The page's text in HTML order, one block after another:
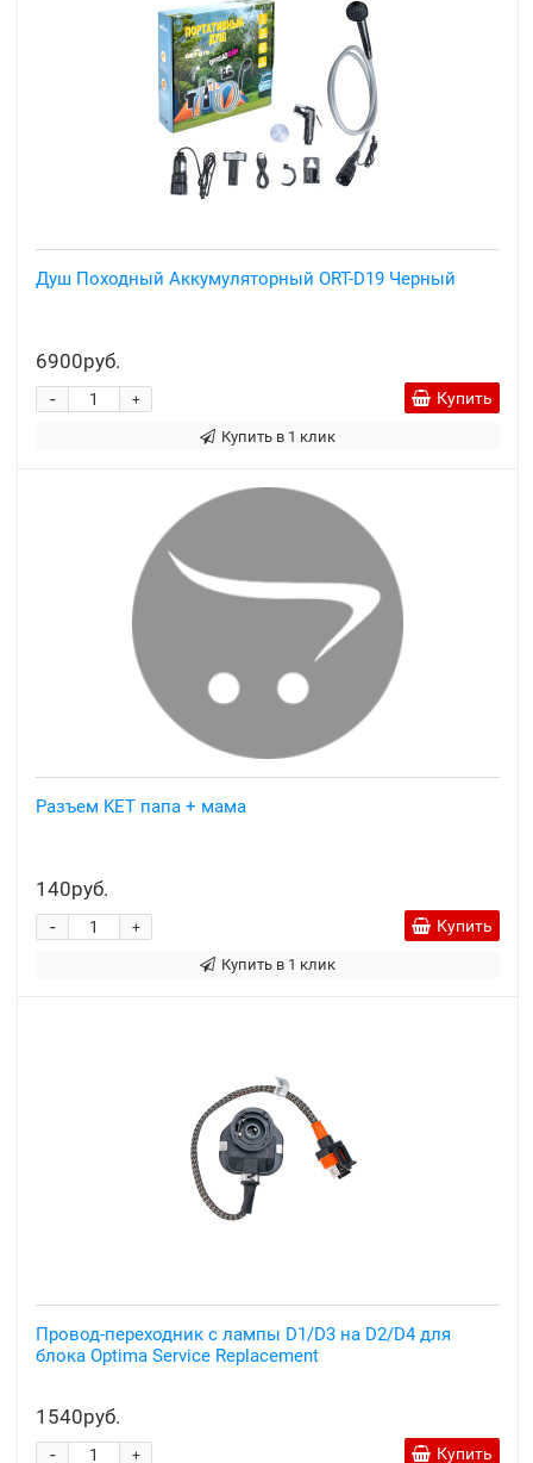
Душ Походный Аккумуляторный ORT-D19 Черный
6900руб.
+
- Купить
Купить в 1 клик
Разъем KET папа + мама
140руб.
+
- Купить
Купить в 1 клик
Провод-переходник с лампы D1/D3 на D2/D4 для
блока Optima Service Replacement
1540руб.
+
- Купить